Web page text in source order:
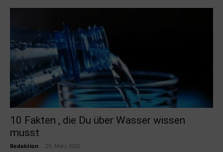
10 Fakten , die Du über Wasser wissen
musst
Redaktion 29. März 2020